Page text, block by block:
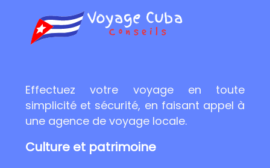
Effectuez votre voyage en toute
simplicité et sécurité, en faisant appel à
une agence de voyage locale.
Culture et patrimoine